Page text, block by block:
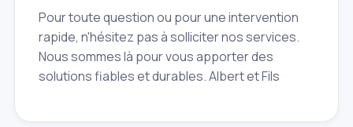
Pour toute question ou pour une intervention
rapide, n'hésitez pas à solliciter nos services.
Nous sommes là pour vous apporter des
solutions fiables et durables. Albert et Fils